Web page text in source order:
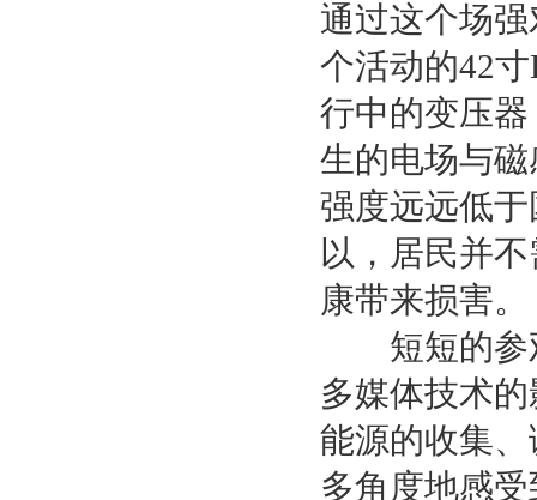
通过这个场
个活动的42
行中的变压
生的电场与
强度远远低
以，居民并
康带来损害。
短短的参观
多媒体技术
能源的收集
多角度地感